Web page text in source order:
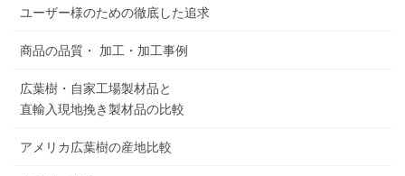
ユーザー様のための徹底した追求
商品の品質・ 加工・加工事例
広葉樹・自家工場製材品と
直輸入現地挽き製材品の比較
アメリカ広葉樹の産地比較